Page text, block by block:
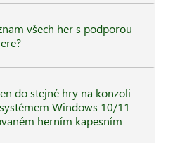
všech her s podporou
do stejné hry na konzoli
Windows 10/11
herním kapesním